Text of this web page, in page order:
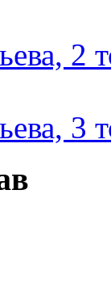
2
3